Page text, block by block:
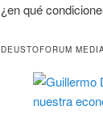
¿en qué
DEUSTOFORUM